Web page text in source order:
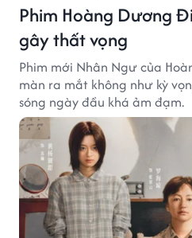
Phim Hoàng Dương
gây thất vọng
Phim mới Nhân Ngư của
màn ra mắt không như kỳ
sóng ngày đầu khá ảm đạm.